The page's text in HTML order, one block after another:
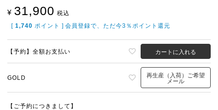
¥ 31,900 税込
[ 1,740 ポイント ] 会員登録で、ただ今3％ポイント還元
【予約】全額お支払い カートに入れる
GOLD
再生産（入荷）ご希望
メール
【ご予約につきまして】